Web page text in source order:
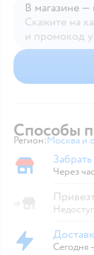
В магазине —
Скажите на
и промокод
В магазине — по
Способы
Регион:Москва и
Забрать в магазине
Через
Доставка за 2 часа
Сегодня